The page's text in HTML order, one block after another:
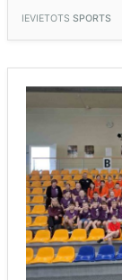
IEVIETOTS SPORTS